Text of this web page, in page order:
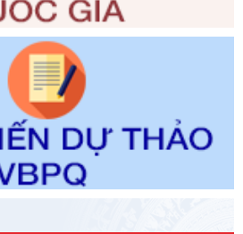
NĐ-CP
và biện pháp để tổ chức, hướng
lý ngoại thương
NĐ-CP
NĐ-CP của Chính phủ: Quy
và biện pháp để tổ chức, hướng
lý ngoại thương
BTC